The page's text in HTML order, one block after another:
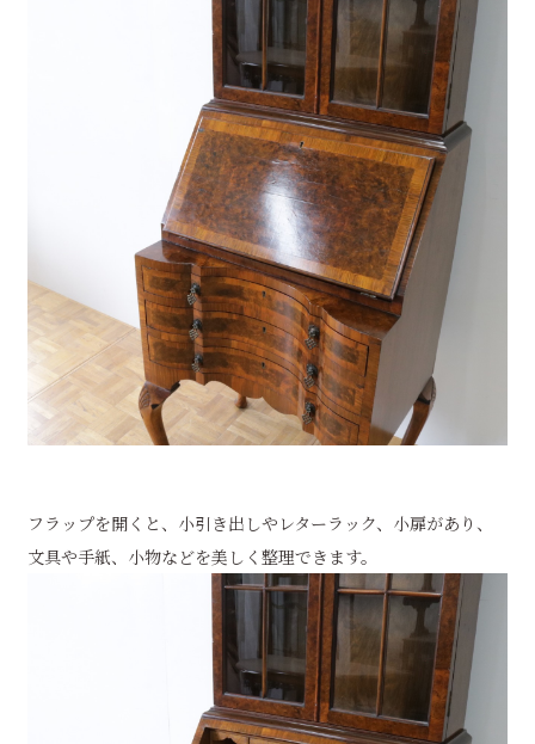
フラップを開くと、小引き出しやレターラック、小扉があり、
文具や手紙、小物などを美しく整理できます。